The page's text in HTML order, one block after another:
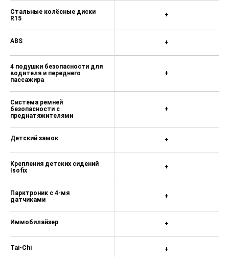
Стальные колёсные диски
R15
ABS
4 подушки безопасности для
водителя и переднего
пассажира
Система ремней
безопасности с
преднатяжителями
Детский замок
Крепления детских сидений
Isofix
Парктроник с 4-мя
датчиками
Иммобилайзер
Tai-Chi
+
+
+
+
+
+
+
+
+